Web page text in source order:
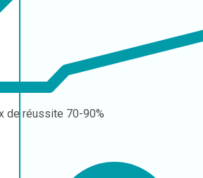
de réussite 70-90%